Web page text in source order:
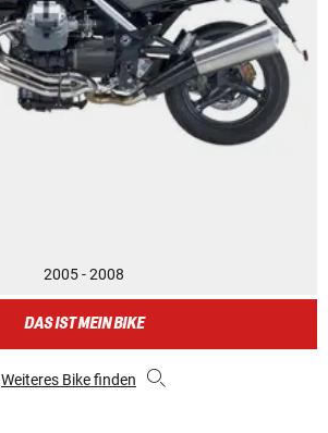
2005 - 2008
DAS IST MEIN BIKE
Weiteres Bike finden